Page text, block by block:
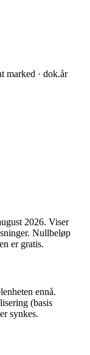
marked · dok.år
2026. Viser
Nullbeløp
er gratis.
ennå.
(basis
synkes.